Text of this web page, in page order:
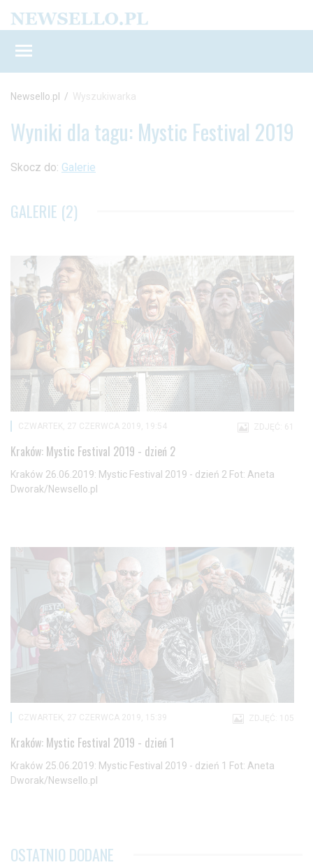
Newsello.pl / Wyszukiwarka
Wyniki dla tagu: Mystic Festival 2019
Skocz do: Galerie
GALERIE (2)
ZDJĘĆ: 61
CZWARTEK, 27 CZERWCA 2019, 19:54
Kraków: Mystic Festival 2019 - dzień 2
Kraków 26.06.2019: Mystic Festival 2019 - dzień 2 Fot: Aneta
Dworak/Newsello.pl
ZDJĘĆ: 105
CZWARTEK, 27 CZERWCA 2019, 15:39
Kraków: Mystic Festival 2019 - dzień 1
Kraków 25.06.2019: Mystic Festival 2019 - dzień 1 Fot: Aneta
Dworak/Newsello.pl
OSTATNIO DODANE